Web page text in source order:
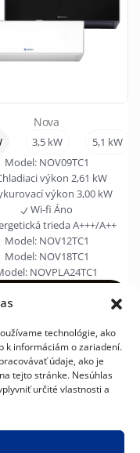
technológie, ako
k informáciám o zariadení.
údaje, ako je
tejto stránke. Nesúhlas
určité vlastnosti a
Nova
3,5 kW
5,1 kW
Model: NOV09TC1
výkon 2,61 kW
výkon 3,00 kW
Wi-fi Áno
triedaA+++/A++
Model: NOV12TC1
Model: NOV18TC1
NOVPLA24TC1
Zobraziť produkt
VRF